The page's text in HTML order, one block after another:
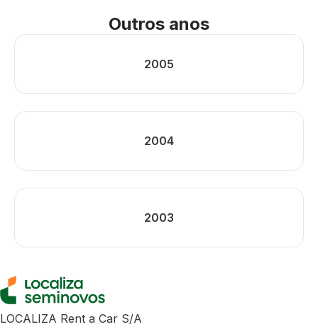
Outros anos
2005
2004
2003
LOCALIZA Rent a Car S/A